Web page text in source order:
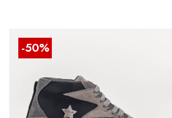
-50%